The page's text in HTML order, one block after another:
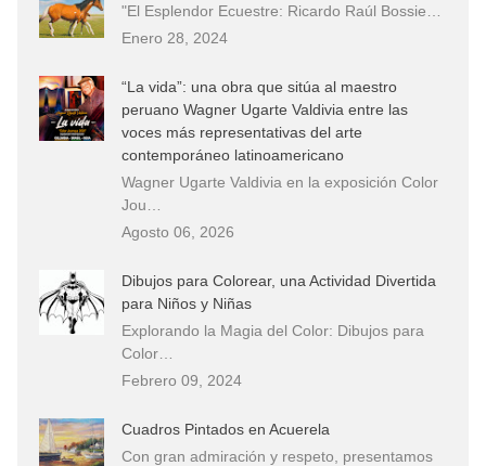
"El Esplendor Ecuestre: Ricardo Raúl Bossie…
Enero 28, 2024
“La vida”: una obra que sitúa al maestro
peruano Wagner Ugarte Valdivia entre las
voces más representativas del arte
contemporáneo latinoamericano
Wagner Ugarte Valdivia en la exposición Color
Jou…
Agosto 06, 2026
Dibujos para Colorear, una Actividad Divertida
para Niños y Niñas
Explorando la Magia del Color: Dibujos para
Color…
Febrero 09, 2024
Cuadros Pintados en Acuerela
Con gran admiración y respeto, presentamos